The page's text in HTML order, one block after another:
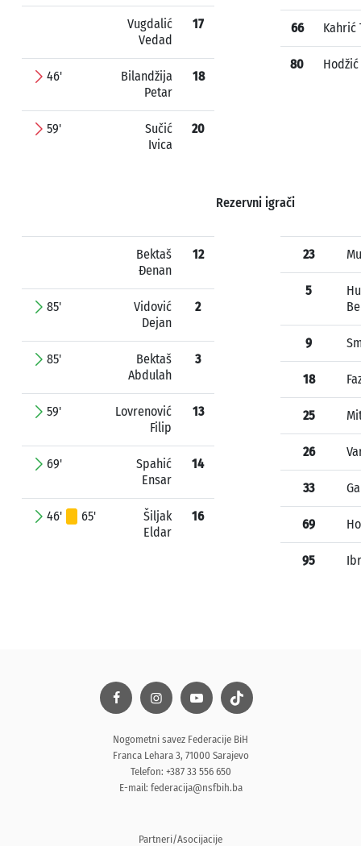
Vugdalić
Vedad
17
46'
Bilandžija
Petar
18
59'
Sučić
Ivica
20
66 Kahrić
80
Rezervni igrači
Bektaš
Đenan
12
85'
Vidović
Dejan
2
85'
Bektaš
Abdulah
3
59'
Lovrenović
Filip
13
69'
Spahić
Ensar
14
46' 65'
Šiljak
Eldar
16
23
5
9
18
25
26
33
69
95
Nogometni savez Federacije BiH
Franca Lehara 3, 71000 Sarajevo
Telefon: +387 33 556 650
E-mail: federacija@nsfbih.ba
Partneri/Asocijacije